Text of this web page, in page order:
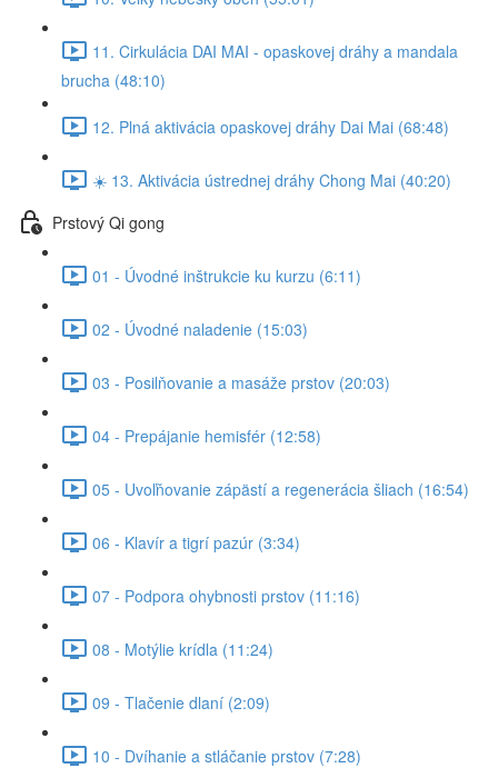
11. Cirkulácia DAI MAI - opaskovej dráhy a mandala
brucha (48:10)
12. Plná aktivácia opaskovej dráhy Dai Mai (68:48)
☀️ 13. Aktivácia ústrednej dráhy Chong Mai (40:20)
Prstový Qi gong
01 - Úvodné inštrukcie ku kurzu (6:11)
02 - Úvodné naladenie (15:03)
03 - Posilňovanie a masáže prstov (20:03)
04 - Prepájanie hemisfér (12:58)
05 - Uvoľňovanie zápästí a regenerácia šliach (16:54)
06 - Klavír a tigrí pazúr (3:34)
07 - Podpora ohybnosti prstov (11:16)
08 - Motýlie krídla (11:24)
09 - Tlačenie dlaní (2:09)
10 - Dvíhanie a stláčanie prstov (7:28)